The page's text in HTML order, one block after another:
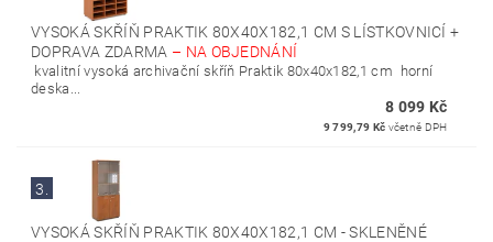
VYSOKÁ SKŘÍŇ PRAKTIK 80X40X182,1 CM S LÍSTKOVNICÍ +
DOPRAVA ZDARMA – NA OBJEDNÁNÍ
kvalitní vysoká archivační skříň Praktik 80x40x182,1 cm horní
deska...
8 099 Kč
9 799,79 Kč včetně DPH
3.
VYSOKÁ SKŘÍŇ PRAKTIK 80X40X182,1 CM - SKLENĚNÉ